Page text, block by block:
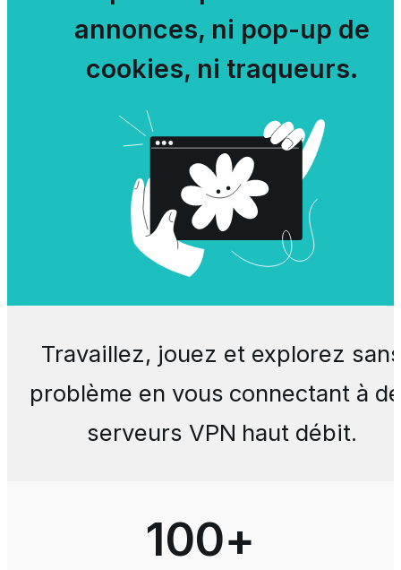
annonces, ni pop-up de
cookies, ni traqueurs.
Travaillez, jouez et explorez
problème en vous connectant à
serveurs VPN haut débit.
100+